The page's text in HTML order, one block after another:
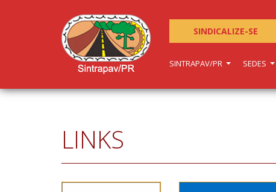
SINDICALIZE-SE
SINTRAPAV/PR SEDES
LINKS
Sicepot-PR
de